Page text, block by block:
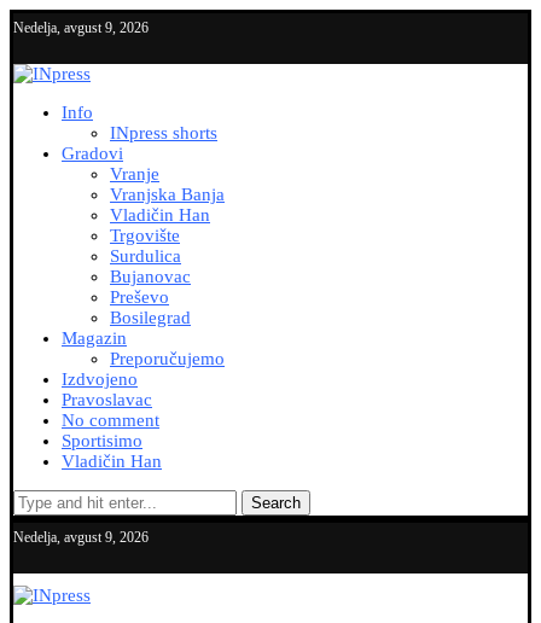
Nedelja, avgust 9, 2026
Info
INpress shorts
Gradovi
Vranje
Vranjska Banja
Vladičin Han
Trgovište
Surdulica
Bujanovac
Preševo
Bosilegrad
Magazin
Preporučujemo
Izdvojeno
Pravoslavac
No comment
Sportisimo
Vladičin Han
Search
Nedelja, avgust 9, 2026